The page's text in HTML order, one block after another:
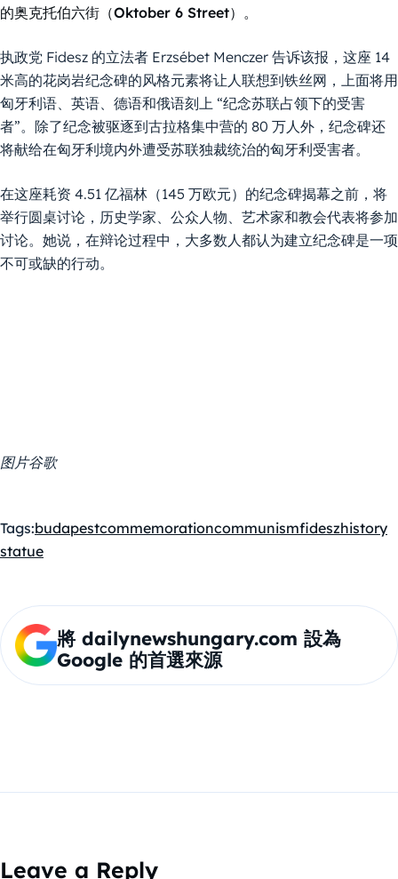
的奥克托伯六街（Oktober 6 Street）。
执政党 Fidesz 的立法者 Erzsébet Menczer 告诉该报，这座 14
米高的花岗岩纪念碑的风格元素将让人联想到铁丝网，上面将用
匈牙利语、英语、德语和俄语刻上 “纪念苏联占领下的受害
者”。除了纪念被驱逐到古拉格集中营的 80 万人外，纪念碑还
将献给在匈牙利境内外遭受苏联独裁统治的匈牙利受害者。
在这座耗资 4.51 亿福林（145 万欧元）的纪念碑揭幕之前，将
举行圆桌讨论，历史学家、公众人物、艺术家和教会代表将参加
讨论。她说，在辩论过程中，大多数人都认为建立纪念碑是一项
不可或缺的行动。
图片谷歌
Tags:budapestcommemorationcommunismfideszhistory
statue
將 dailynewshungary.com 設為
Google 的首選來源
Leave a Reply